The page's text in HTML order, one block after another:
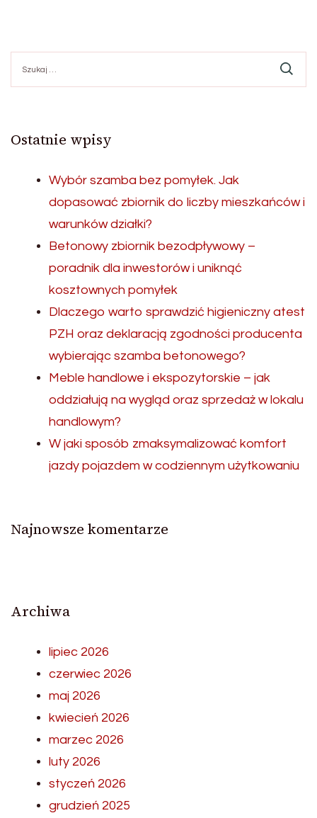
Ostatnie wpisy
Wybór szamba bez pomyłek. Jak
dopasować zbiornik do liczby mieszkańców i
warunków działki?
Betonowy zbiornik bezodpływowy –
poradnik dla inwestorów i uniknąć
kosztownych pomyłek
Dlaczego warto sprawdzić higieniczny atest
PZH oraz deklaracją zgodności producenta
wybierając szamba betonowego?
Meble handlowe i ekspozytorskie – jak
oddziałują na wygląd oraz sprzedaż w lokalu
handlowym?
W jaki sposób zmaksymalizować komfort
jazdy pojazdem w codziennym użytkowaniu
Najnowsze komentarze
Archiwa
lipiec 2026
czerwiec 2026
maj 2026
kwiecień 2026
marzec 2026
luty 2026
styczeń 2026
grudzień 2025